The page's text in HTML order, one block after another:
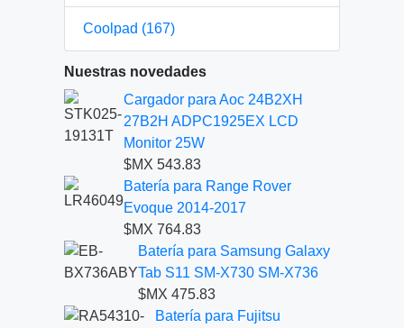
Coolpad (167)
Nuestras novedades
Cargador para Aoc 24B2XH
27B2H ADPC1925EX LCD
Monitor 25W
$MX 543.83
Batería para Range Rover
Evoque 2014-2017
$MX 764.83
Batería para Samsung Galaxy
Tab S11 SM-X730 SM-X736
$MX 475.83
Batería para Fujitsu